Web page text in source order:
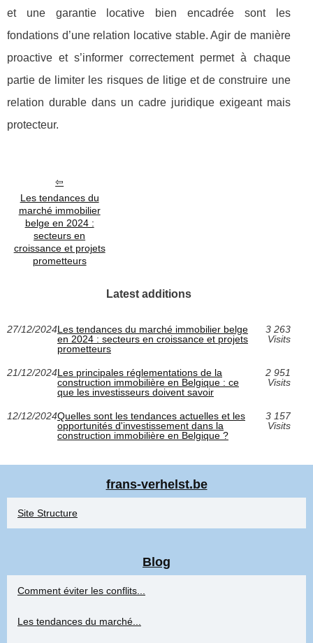
et une garantie locative bien encadrée sont les
fondations d’une relation locative stable. Agir de manière
proactive et s’informer correctement permet à chaque
partie de limiter les risques de litige et de construire une
relation durable dans un cadre juridique exigeant mais
protecteur.
Les tendances du
marché immobilier
belge en 2024 :
secteurs en
croissance et projets
prometteurs
Latest additions
27/12/2024Les tendances du marché immobilier belge
en 2024 : secteurs en croissance et projets
prometteurs
3 263
Visits
21/12/2024Les principales réglementations de la
construction immobilière en Belgique : ce
que les investisseurs doivent savoir
2 951
Visits
12/12/2024Quelles sont les tendances actuelles et les
opportunités d'investissement dans la
construction immobilière en Belgique ?
3 157
Visits
frans-verhelst.be
Site Structure
Blog
Comment éviter les conflits...
Les tendances du marché...